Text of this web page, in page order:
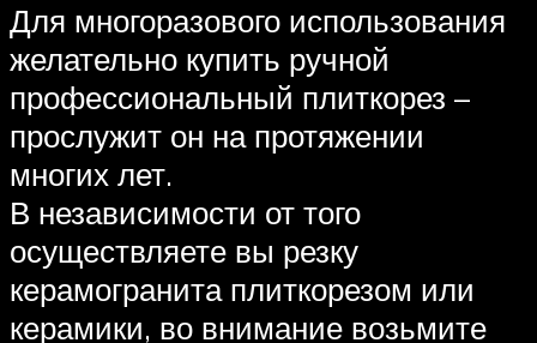
Для многоразового использования
желательно купить ручной
профессиональный плиткорез –
прослужит он на протяжении
многих лет.
В независимости от того
осуществляете вы резку
керамогранита плиткорезом или
керамики, во внимание возьмите